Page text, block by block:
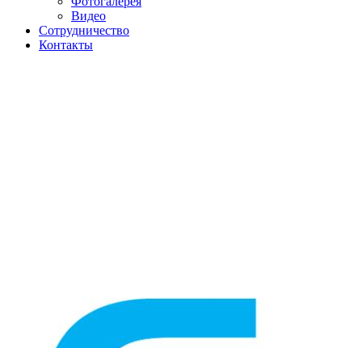
Видео
Сотрудничество
Контакты